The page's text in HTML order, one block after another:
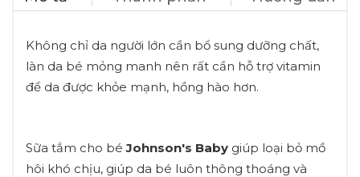
Không chỉ da người lớn cần bổ sung dưỡng chất,
làn da bé mỏng manh nên rất cần hỗ trợ vitamin
để da được khỏe mạnh, hồng hào hơn.
Sữa tắm cho béJohnson's Baby giúp loại bỏ mồ
hôi khó chịu, giúp da bé luôn thông thoáng và